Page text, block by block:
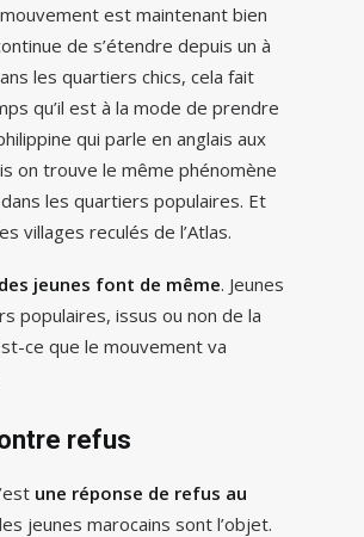
est maintenant bien
de s’étendre depuis un à
les quartiers chics, cela fait
qu’il est à la mode de prendre
qui parle en anglais aux
on trouve le même phénomène
les quartiers populaires. Et
villages reculés de l’Atlas.
jeunes font de même. Jeunes
populaires, issus ou non de la
ce que le mouvement va
refus
une réponse de refus au
jeunes marocains sont l’objet.